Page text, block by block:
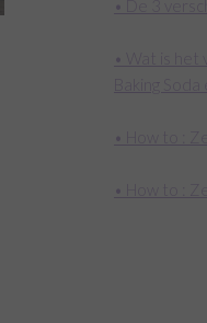
• De 3
• Wat is het
Baking
• How to :
• How to :